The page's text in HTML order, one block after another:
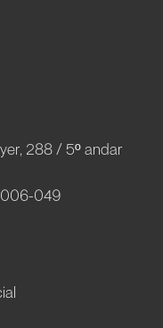
288 / 5º andar
049